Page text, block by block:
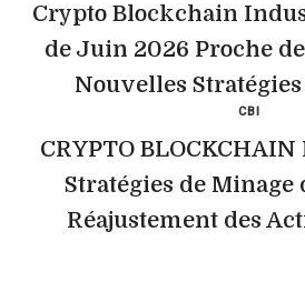
Crypto Blockchain
de Juin 2026 Proche
Nouvelles
CBI
CRYPTO BLOCKCHAIN
Stratégies de Minage
Réajustement des